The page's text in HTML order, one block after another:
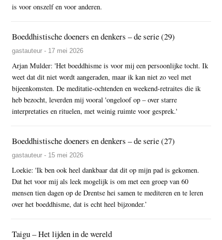
is voor onszelf en voor anderen.
Boeddhistische doeners en denkers – de serie (29)
gastauteur - 17 mei 2026
Arjan Mulder: 'Het boeddhisme is voor mij een persoonlijke tocht. Ik
weet dat dit niet wordt aangeraden, maar ik kan niet zo veel met
bijeenkomsten. De meditatie-ochtenden en weekend-retraites die ik
heb bezocht, leverden mij vooral 'ongeloof op – over starre
interpretaties en rituelen, met weinig ruimte voor gesprek.'
Boeddhistische doeners en denkers – de serie (27)
gastauteur - 15 mei 2026
Loekie: 'Ik ben ook heel dankbaar dat dit op mijn pad is gekomen.
Dat het voor mij als leek mogelijk is om met een groep van 60
mensen tien dagen op de Drentse hei samen te mediteren en te leren
over het boeddhisme, dat is echt heel bijzonder.’
Taigu – Het lijden in de wereld